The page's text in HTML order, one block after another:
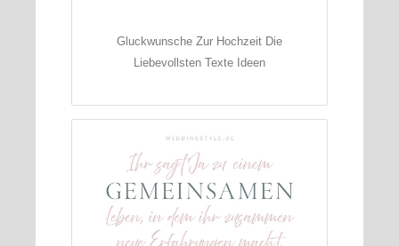
Gluckwunsche Zur Hochzeit Die
Liebevollsten Texte Ideen